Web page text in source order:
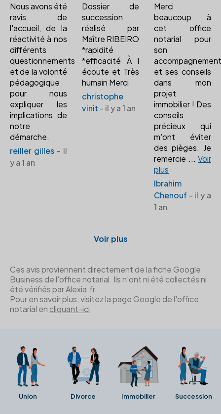
Nous avons été
ravis de
l'accueil, de la
réactivité à nos
différents
questionnements
et de la volonté
pédagogique
pour nous
expliquer les
implications de
notre
démarche.
reiller gilles - il
y a 1 an
Dossier de
succession
réalisé par
Maître RIBEIRO
*rapidité
*efficacité À l
écoute et Très
humain Merci
christophe
vinit - il y a 1 an
Merci
beaucoup à
cet office
notarial pour
son
accompagnement
et ses conseils
dans mon
projet
immobilier ! Des
conseils
précieux qui
m'ont éviter
des pièges. Je
remercie ... Voir
plus
Ibrahim
Chenouf - il y a
1 an
Voir plus
Ces avis proviennent directement de la fiche Google
Business de l'office notarial. Ils n'ont ni été collectés ni
été vérifiés par Alexia.fr.
Pour en savoir plus, visitez la page Google de l'office
notarial en cliquant-ici.
Union Divorce Immobilier Succession